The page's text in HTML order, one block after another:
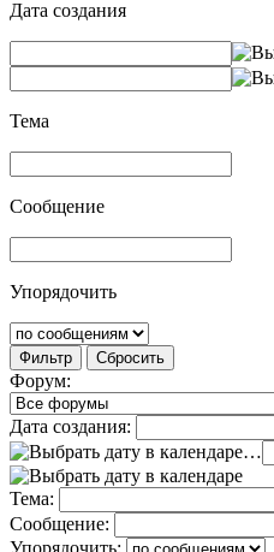
Дата создания
Тема
Сообщение
Упорядочить
Фильтр Сбросить
Форум:
Дата создания:
…
Тема:
Сообщение:
Упорядочить: